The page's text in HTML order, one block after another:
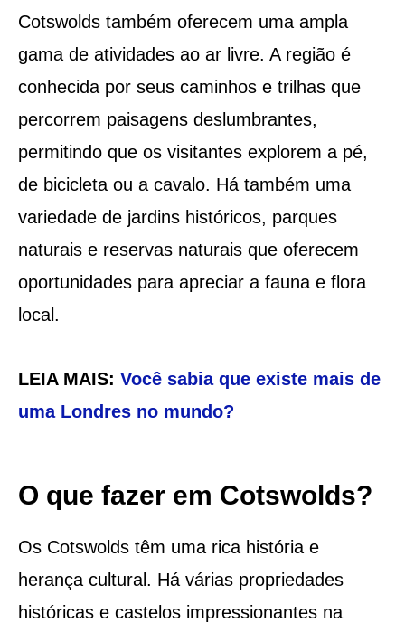
Cotswolds também oferecem uma ampla
gama de atividades ao ar livre. A região é
conhecida por seus caminhos e trilhas que
percorrem paisagens deslumbrantes,
permitindo que os visitantes explorem a pé,
de bicicleta ou a cavalo. Há também uma
variedade de jardins históricos, parques
naturais e reservas naturais que oferecem
oportunidades para apreciar a fauna e flora
local.
LEIA MAIS: Você sabia que existe mais de
uma Londres no mundo?
O que fazer em Cotswolds?
Os Cotswolds têm uma rica história e
herança cultural. Há várias propriedades
históricas e castelos impressionantes na